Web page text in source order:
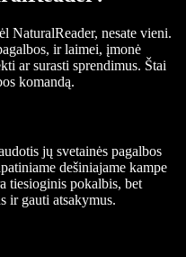
NaturalReader, nesate vieni.
ir laimei, įmonė
ar surasti sprendimus. Štai
komandą.
jų svetainės pagalbos
dešiniajame kampe
tiesioginis pokalbis, bet
ir gauti atsakymus.